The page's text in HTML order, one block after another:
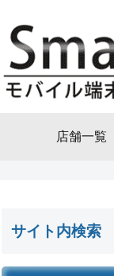
店舗一覧
サイト内検索